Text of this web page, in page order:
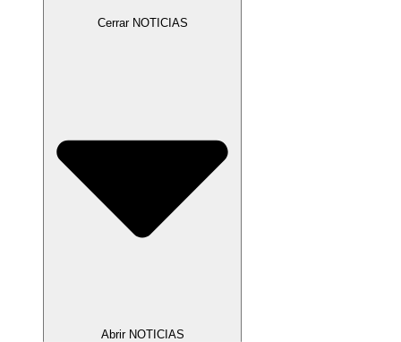
Cerrar NOTICIAS
Abrir NOTICIAS